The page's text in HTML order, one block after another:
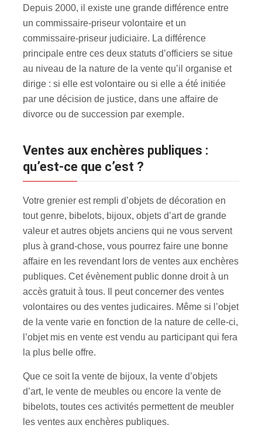
Depuis 2000, il existe une grande différence entre
un commissaire-priseur volontaire et un
commissaire-priseur judiciaire. La différence
principale entre ces deux statuts d’officiers se situe
au niveau de la nature de la vente qu’il organise et
dirige : si elle est volontaire ou si elle a été initiée
par une décision de justice, dans une affaire de
divorce ou de succession par exemple.
Ventes aux enchères publiques :
qu’est-ce que c’est ?
Votre grenier est rempli d’objets de décoration en
tout genre, bibelots, bijoux, objets d’art de grande
valeur et autres objets anciens qui ne vous servent
plus à grand-chose, vous pourrez faire une bonne
affaire en les revendant lors de ventes aux enchères
publiques. Cet évènement public donne droit à un
accès gratuit à tous. Il peut concerner des ventes
volontaires ou des ventes judicaires. Même si l’objet
de la vente varie en fonction de la nature de celle-ci,
l’objet mis en vente est vendu au participant qui fera
la plus belle offre.
Que ce soit la vente de bijoux, la vente d’objets
d’art, le vente de meubles ou encore la vente de
bibelots, toutes ces activités permettent de meubler
les ventes aux enchères publiques.